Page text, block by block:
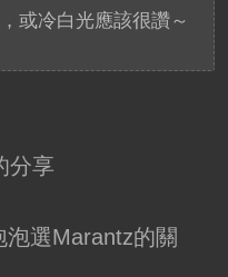
或冷白光應該很讚～
分享
選Marantz的關